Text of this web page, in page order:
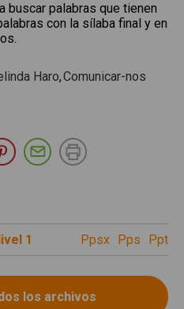
buscar palabras que tienen
con la sílaba final y en
Haro Comunicar-nos
Facebook
en Twitter
Compartir en Google Plus
Compartir en Pinterest
Compartir por E-
1 ppsx pps ppt